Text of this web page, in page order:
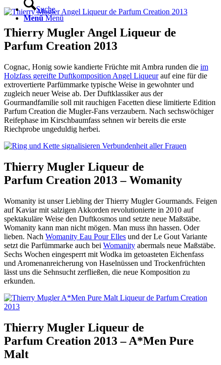
Suche
Menü Menü
Thierry Mugler Angel Liqueur de
Parfum Creation 2013
Cognac, Honig sowie kandierte Früchte mit Ambra runden die im
Holzfass gereifte Duftkomposition Angel Liqueurauf eine für die
extrovertierte Parfümmarke typische Weise in gewohnter und
zugleich neuer Weise ab. Der Duftklassiker aus der
Gourmandfamilie soll mit rauchigen Facetten diese limitierte Edition
Parfum Creation die Mugler-Fans verzaubern. Nach sechswöchiger
Reifephase im Kirschbaumfass sehnen wir bereits die erste
Riechprobe ungeduldig herbei.
Thierry Mugler Liqueur de
Parfum Creation 2013 – Womanity
Womanity ist unser Liebling der Thierry Mugler Gourmands. Feigen
auf Kaviar mit salzigen Akkorden revolutionierte in 2010 auf
spektakuläre Weise den Duftkosmos und setzte neue Maßstäbe.
Womanity kann man nicht mögen. Man muss ihn hassen. Oder
lieben. Nach Womanity Eau Pour Elles und der Le Gout Variante
setzt die Parfümmarke auch bei Womanity abermals neue Maßstäbe.
Sechs Wochen eingesperrt mit Wodka im getoasteten Eichenfass
und Aromenanreicherung von Haselnüssen und Trockenfrüchten
lässt uns die Sehnsucht zerfließen, die neue Komposition zu
erkunden.
Thierry Mugler Liqueur de
Parfum Creation 2013 – A*Men Pure
Malt